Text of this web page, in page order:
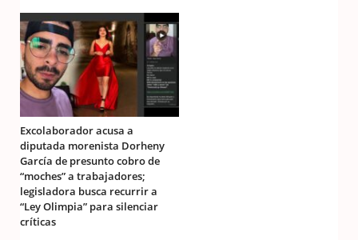
Excolaborador acusa a
diputada morenista Dorheny
García de presunto cobro de
“moches” a trabajadores;
legisladora busca recurrir a
“Ley Olimpia” para silenciar
críticas